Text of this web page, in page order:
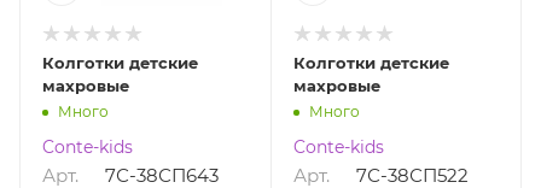
Колготки детские
махровые
Много
Conte-kids
Арт. 7С-38СП643
Колготки детские
махровые
Много
Conte-kids
Арт. 7С-38СП522